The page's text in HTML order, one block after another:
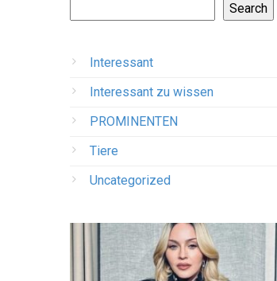
Search
Interessant
Interessant zu wissen
PROMINENTEN
Tiere
Uncategorized